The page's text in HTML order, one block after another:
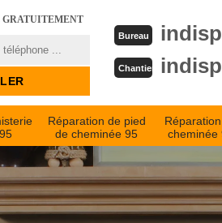
GRATUITEMENT
Bureau
Chantier
95
Réparation de pied
de cheminée 95
cheminée